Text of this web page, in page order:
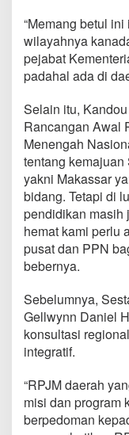
“Memang betul
wilayahnya
pejabat
padahal ada di
Selain itu,
Rancangan Awal
Menengah
tentang kemajuan
yakni Makassar
bidang. Tetapi di
pendidikan masih
hemat kami perlu
pusat dan PPN
bebernya.
Sebelumnya,
Gellwynn Daniel
konsultasi
integratif.
“RPJM daerah
misi dan program
berpedoman